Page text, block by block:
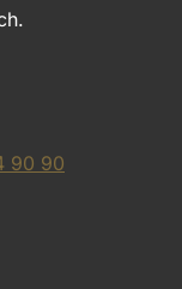
90 90